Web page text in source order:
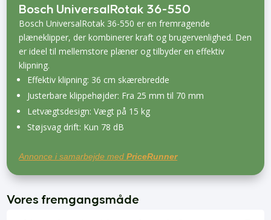
Bosch UniversalRotak 36-550
Bosch UniversalRotak 36-550 er en fremragende
plæneklipper, der kombinerer kraft og brugervenlighed. Den
er ideel til mellemstore plæner og tilbyder en effektiv
klipning.
Effektiv klipning: 36 cm skærebredde
Justerbare klippehøjder: Fra 25 mm til 70 mm
Letvægtsdesign: Vægt på 15 kg
Støjsvag drift: Kun 78 dB
Annonce i samarbejde medPriceRunner
Vores fremgangsmåde